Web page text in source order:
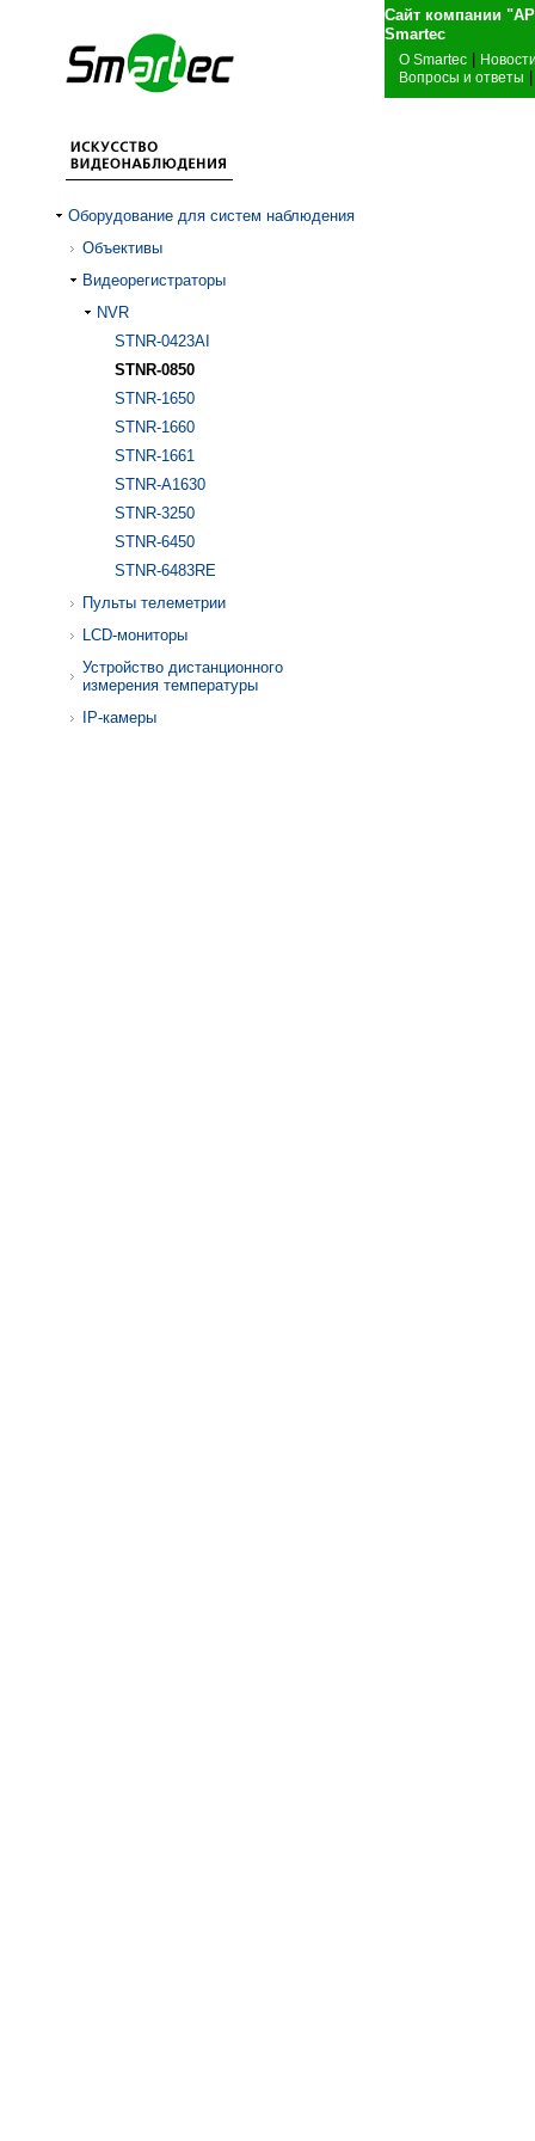
Сайт компании
О Smartec
Вопросы и ответы
Оборудование для систем наблюдения
Объективы
Видеорегистраторы
NVR
STNR-0423AI
STNR-0850
STNR-1650
STNR-1660
STNR-1661
STNR-A1630
STNR-3250
STNR-6450
STNR-6483RE
Пульты телеметрии
LCD-мониторы
Устройство дистанционного
измерения температуры
IP-камеры